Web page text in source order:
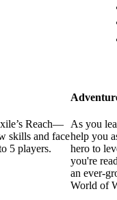
Reach—
skills and face
5 players.
As you
help you
hero to
you're
an ever-
World of